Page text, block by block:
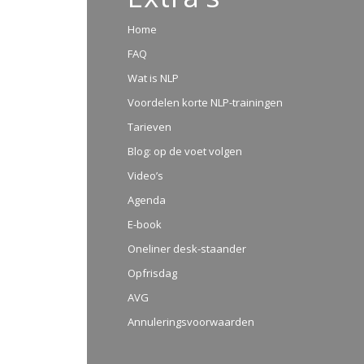
Home
FAQ
Wat is NLP
Voordelen korte NLP-trainingen
Tarieven
Blog: op de voet volgen
Video’s
Agenda
E-book
Oneliner desk-staander
Opfrisdag
AVG
Annuleringsvoorwaarden